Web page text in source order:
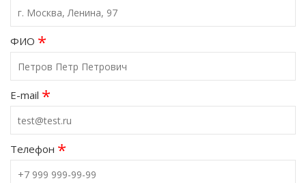
ФИО *
E-mail *
Телефон *